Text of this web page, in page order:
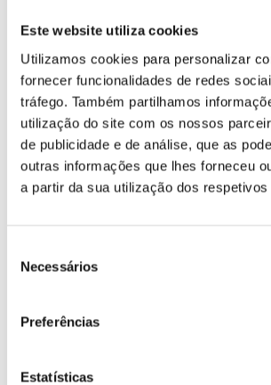
Este website utiliza cookies
Utilizamos cookies para personalizar
fornecer funcionalidades de redes
tráfego. Também partilhamos
utilização do site com os nossos
de publicidade e de análise, que as
outras informações que lhes forneceu
a partir da sua utilização dos
Necessários
Preferências
Estatísticas
Sobretampa
Serve para manter fechadas as
perante a entrada de água ou de
Vidro
recolha de vidro.